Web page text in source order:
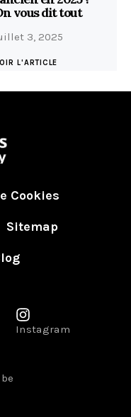
vous dit tout
3, 2025
L'ARTICLE
Cookies
Sitemap
Instagram